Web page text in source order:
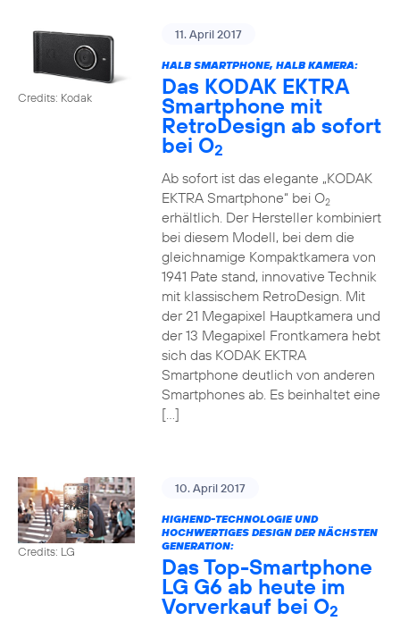
Credits: Kodak
11. April 2017
HALB SMARTPHONE, HALB KAMERA:
Das KODAK EKTRA
Smartphone mit
RetroDesign ab sofort
bei O2
Ab sofort ist das elegante „KODAK
EKTRA Smartphone“ bei O2
erhältlich. Der Hersteller kombiniert
bei diesem Modell, bei dem die
gleichnamige Kompaktkamera von
1941 Pate stand, innovative Technik
mit klassischem RetroDesign. Mit
der 21 Megapixel Hauptkamera und
der 13 Megapixel Frontkamera hebt
sich das KODAK EKTRA
Smartphone deutlich von anderen
Smartphones ab. Es beinhaltet eine
[…]
Credits: LG
10. April 2017
HIGHEND-TECHNOLOGIE UND
HOCHWERTIGES DESIGN DER NÄCHSTEN
GENERATION:
Das Top-Smartphone
LG G6 ab heute im
Vorverkauf bei O2